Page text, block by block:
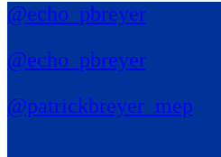
@echo_pbreyer
@echo_pbreyer
@patrickbreyer_mep